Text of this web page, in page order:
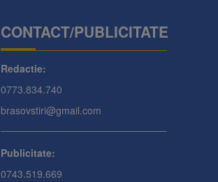
CONTACT/PUBLICITATE
Redactie:
0773.834.740
brasovstiri@gmail.com
Publicitate:
0743.519.669